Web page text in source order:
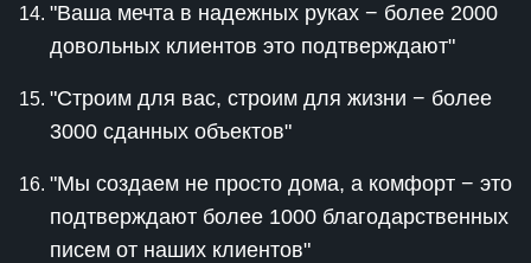
"Ваша мечта в надежных руках − более 2000
довольных клиентов это подтверждают"
"Строим для вас, строим для жизни − более
3000 сданных объектов"
"Мы создаем не просто дома, а комфорт − это
подтверждают более 1000 благодарственных
писем от наших клиентов"